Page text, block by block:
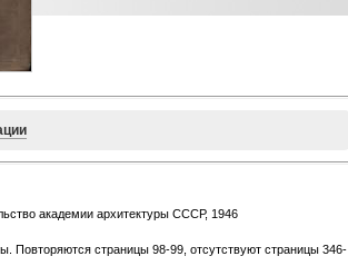
академии архитектуры СССР, 1946
Повторяются страницы 98-99, отсутствуют страницы 346-